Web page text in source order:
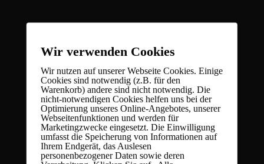
Risiken, Folgen und
Wir verwenden Cookies
Wir nutzen auf unserer Webseite Cookies. Einige
Cookies sind notwendig (z.B. für den
Warenkorb) andere sind nicht notwendig. Die
nicht-notwendigen Cookies helfen uns bei der
Optimierung unseres Online-Angebotes, unserer
Webseitenfunktionen und werden für
Marketingzwecke eingesetzt. Die Einwilligung
umfasst die Speicherung von Informationen auf
Ihrem Endgerät, das Auslesen
personenbezogener Daten sowie deren